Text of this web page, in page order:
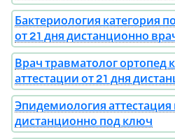
Бактериология категория
от 21 дня дистанционно
Врач травматолог ортопед
аттестации от 21 дня
Эпидемиология аттестация
дистанционно под ключ